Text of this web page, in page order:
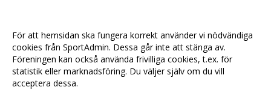
För att hemsidan ska fungera korrekt använder vi nödvändiga
cookies från SportAdmin. Dessa går inte att stänga av.
Föreningen kan också använda frivilliga cookies, t.ex. för
statistik eller marknadsföring. Du väljer själv om du vill
acceptera dessa.